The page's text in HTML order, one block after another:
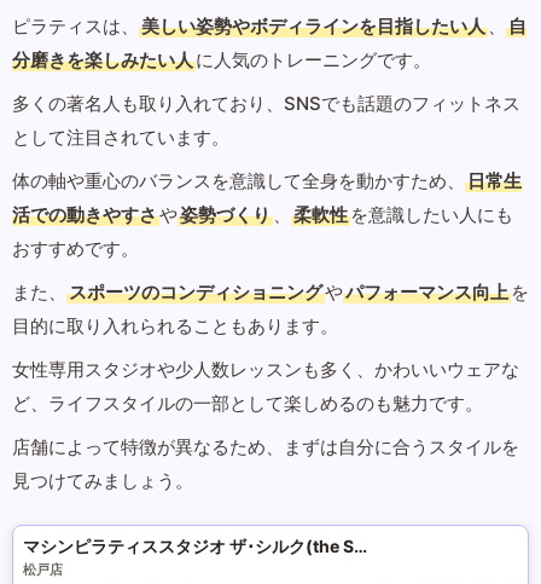
ピラティスは、 美しい姿勢やボディラインを目指したい人 、
自
分磨きを楽しみたい人に人気のトレーニングです。
多くの著名人も取り入れており、SNSでも話題のフィットネス
として注目されています。
体の軸や重心のバランスを意識して全身を動かすため、
日常生
活での動きやすさや姿勢づくり 、 柔軟性 を意識したい人にも
おすすめです。
また、
スポーツのコンディショニングやパフォーマンス向上 を
目的に取り入れられることもあります。
女性専用スタジオや少人数レッスンも多く、かわいいウェアな
ど、ライフスタイルの一部として楽しめるのも魅力です。
店舗によって特徴が異なるため、まずは自分に合うスタイルを
見つけてみましょう。
マシンピラティススタジオ ザ･シルク(the SILK)
松戸店